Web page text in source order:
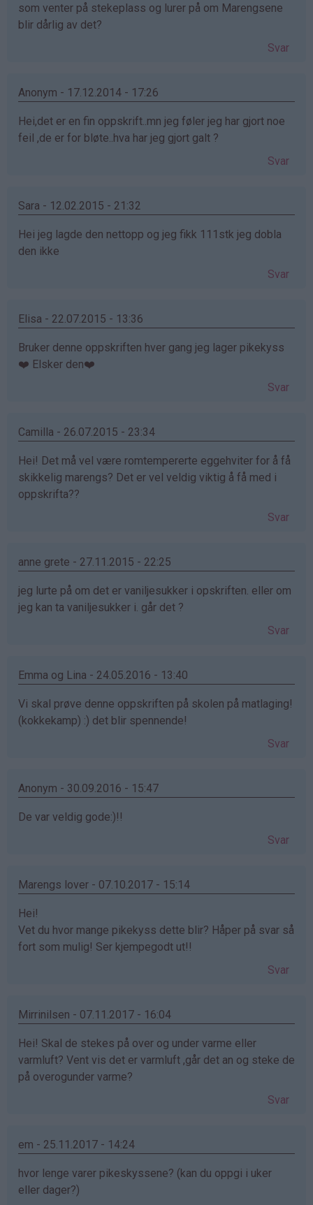
som venter på stekeplass og lurer på om Marengsene
blir dårlig av det?
Svar
Anonym - 17.12.2014 - 17:26
Hei,det er en fin oppskrift..mn jeg føler jeg har gjort noe
feil ,de er for bløte..hva har jeg gjort galt ?
Svar
Sara - 12.02.2015 - 21:32
Hei jeg lagde den nettopp og jeg fikk 111stk jeg dobla
den ikke
Svar
Elisa - 22.07.2015 - 13:36
Bruker denne oppskriften hver gang jeg lager pikekyss
❤️ Elsker den❤️
Svar
Camilla - 26.07.2015 - 23:34
Hei! Det må vel være romtempererte eggehviter for å få
skikkelig marengs? Det er vel veldig viktig å få med i
oppskrifta??
Svar
anne grete - 27.11.2015 - 22:25
jeg lurte på om det er vaniljesukker i opskriften. eller om
jeg kan ta vaniljesukker i. går det ?
Svar
Emma og Lina - 24.05.2016 - 13:40
Vi skal prøve denne oppskriften på skolen på matlaging!
(kokkekamp) :) det blir spennende!
Svar
Anonym - 30.09.2016 - 15:47
De var veldig gode:)!!
Svar
Marengs lover - 07.10.2017 - 15:14
Hei!
Vet du hvor mange pikekyss dette blir? Håper på svar så
fort som mulig! Ser kjempegodt ut!!
Svar
Mirrinilsen - 07.11.2017 - 16:04
Hei! Skal de stekes på over og under varme eller
varmluft? Vent vis det er varmluft ,går det an og steke de
på overogunder varme?
Svar
em - 25.11.2017 - 14:24
hvor lenge varer pikeskyssene? (kan du oppgi i uker
eller dager?)